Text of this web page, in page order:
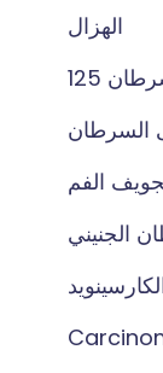
الهزال
125
السرطان
الفم
الجنيني